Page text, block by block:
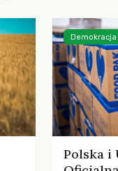
Polska i
Demokracja